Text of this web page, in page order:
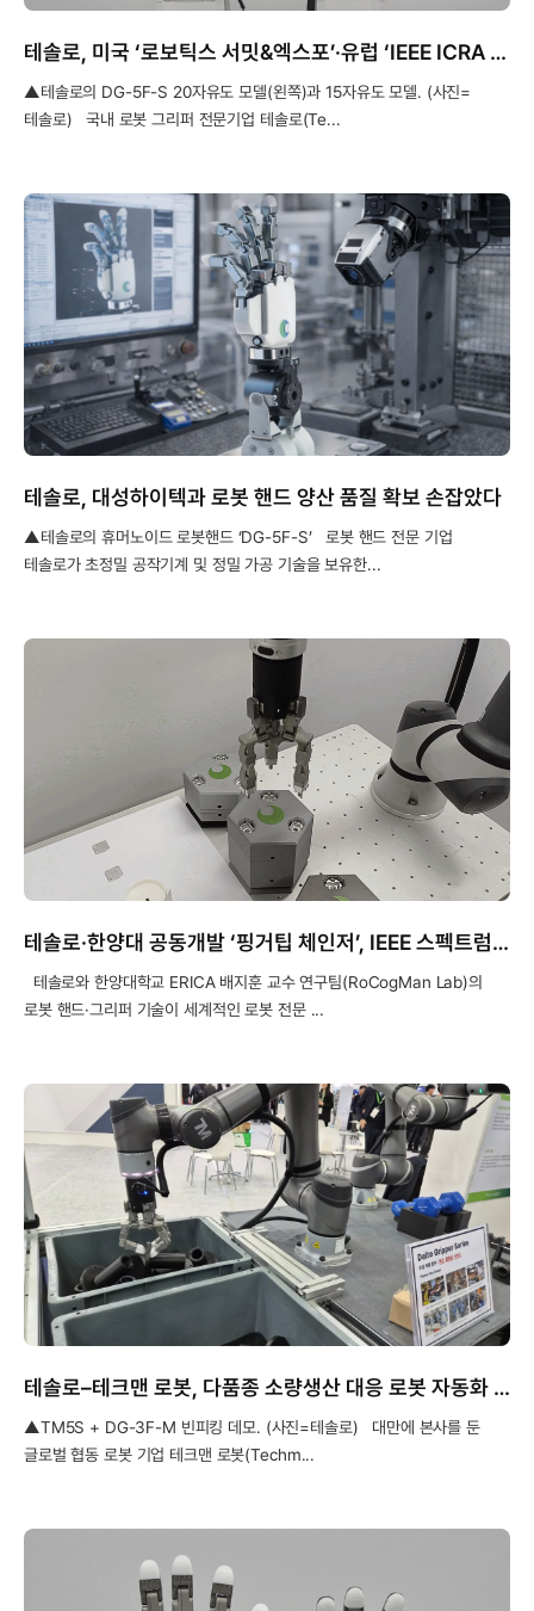
테솔로, 미국 ‘로보틱스 서밋&엑스포’·유럽 ‘IEEE ICRA 2026’ 참가
▲테솔로의 DG-5F-S 20자유도 모델(왼쪽)과 15자유도 모델. (사진=
테솔로) 국내 로봇 그리퍼 전문기업 테솔로(Te...
테솔로, 대성하이텍과 로봇 핸드 양산 품질 확보 손잡았다
▲테솔로의 휴머노이드 로봇핸드 ‘DG-5F-S’ 로봇 핸드 전문 기업
테솔로가 초정밀 공작기계 및 정밀 가공 기술을 보유한...
테솔로·한양대 공동개발 ‘핑거팁 체인저’, IEEE 스펙트럼에 소개
테솔로와 한양대학교 ERICA 배지훈 교수 연구팀(RoCogMan Lab)의
로봇 핸드·그리퍼 기술이 세계적인 로봇 전문 ...
테솔로–테크맨 로봇, 다품종 소량생산 대응 로봇 자동화 솔루션 공개
▲TM5S + DG-3F-M 빈피킹 데모. (사진=테솔로) 대만에 본사를 둔
글로벌 협동 로봇 기업 테크맨 로봇(Techm...